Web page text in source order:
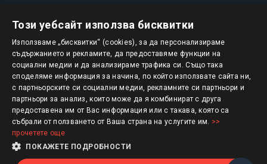
БЮЛЕТИН
АБОНИРАНЕ
Авторско право © 2025 HERMESBOOKS.BG
1 EUR = 1.95583 BGN
Този уебсайт използва бисквитки
Използваме „бисквитки“ (cookies), за да персонализираме
съдържанието и рекламите, да предоставяме функции на
социални медии и да анализираме трафика си. Също така
споделяме информация за начина, по който използвате сайта ни,
с партньорските си социални медии, рекламните си партньори и
партньори за анализ, които може да я комбинират с друга
предоставена им от Вас информация или с такава, която са
събрали от ползването от Ваша страна на услугите им. >>
прочетете още
ПОКАЖЕТЕ ПОДРОБНОСТИ